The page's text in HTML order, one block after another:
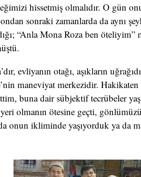
hissetmiş olmalıdır. O gün
sonraki zamanlarda da aynı
“Anla Mona Roza ben öteliyim”
evliyanın otağı, aşıkların
maneviyat merkezidir.
buna dair sübjektif tecrübeler
olmanın ötesine geçti,
onun ikliminde yaşıyorduk ya da